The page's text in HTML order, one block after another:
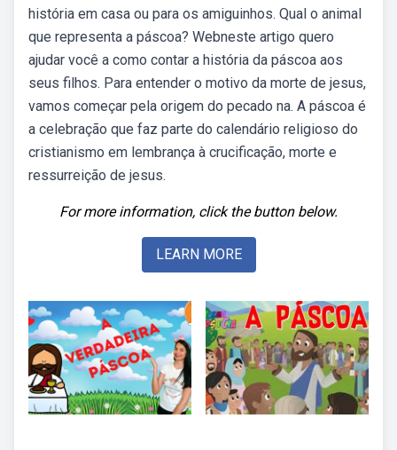
história em casa ou para os amiguinhos. Qual o animal
que representa a páscoa? Webneste artigo quero
ajudar você a como contar a história da páscoa aos
seus filhos. Para entender o motivo da morte de jesus,
vamos começar pela origem do pecado na. A páscoa é
a celebração que faz parte do calendário religioso do
cristianismo em lembrança à crucificação, morte e
ressurreição de jesus.
For more information, click the button below.
LEARN MORE